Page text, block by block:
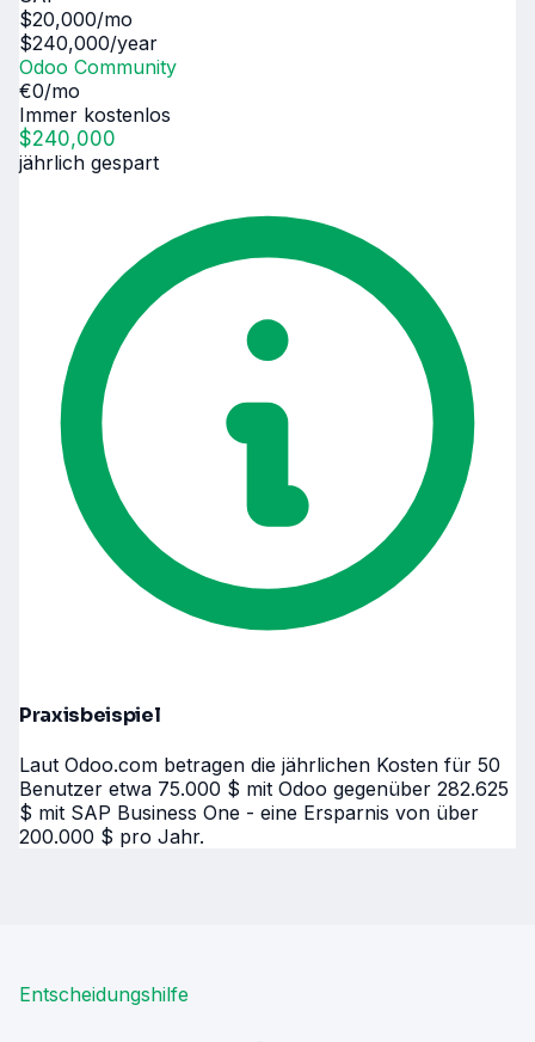
$20,000/mo
$240,000/year
Odoo Community
€0/mo
Immer kostenlos
$240,000
jährlich gespart
Praxisbeispiel
Laut Odoo.com betragen die jährlichen Kosten für 50
Benutzer etwa 75.000 $ mit Odoo gegenüber 282.625
$ mit SAP Business One - eine Ersparnis von über
200.000 $ pro Jahr.
Entscheidungshilfe